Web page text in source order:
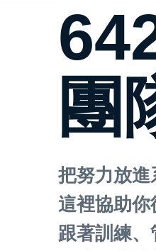
團
把努力放進
這裡協助你
跟著訓練、